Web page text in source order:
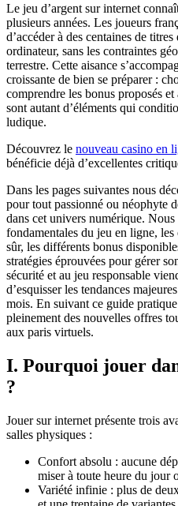
Le jeu d’argent sur internet
plusieurs années. Les joueurs
d’accéder à des centaines de
ordinateur, sans les contraintes
terrestre. Cette aisance
croissante de bien se préparer :
comprendre les bonus proposés
sont autant d’éléments qui
ludique.
Découvrez le nouveau casino en
bénéficie déjà d’excellentes
Dans les pages suivantes nous
pour tout passionné ou néophyte
dans cet univers numérique. Nous
fondamentales du jeu en ligne,
sûr, les différents bonus
stratégies éprouvées pour gérer
sécurité et au jeu responsable
d’esquisser les tendances
mois. En suivant ce guide
pleinement des nouvelles offres
aux paris virtuels.
I. Pourquoi jouer
?
Jouer sur internet présente trois
salles physiques :
Confort absolu : aucune
miser à toute heure du jour
Variété infinie : plus de